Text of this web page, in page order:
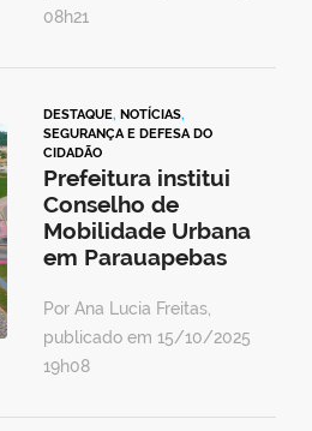
08h21
DESTAQUE, NOTÍCIAS,
SEGURANÇA E DEFESA DO
CIDADÃO
Prefeitura institui
Conselho de
Mobilidade Urbana
em Parauapebas
Por Ana Lucia Freitas,
publicado em 15/10/2025
19h08